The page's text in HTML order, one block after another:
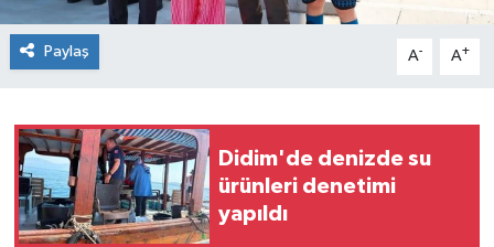
Paylaş A- A+
Didim'de denizde su
ürünleri denetimi
yapıldı